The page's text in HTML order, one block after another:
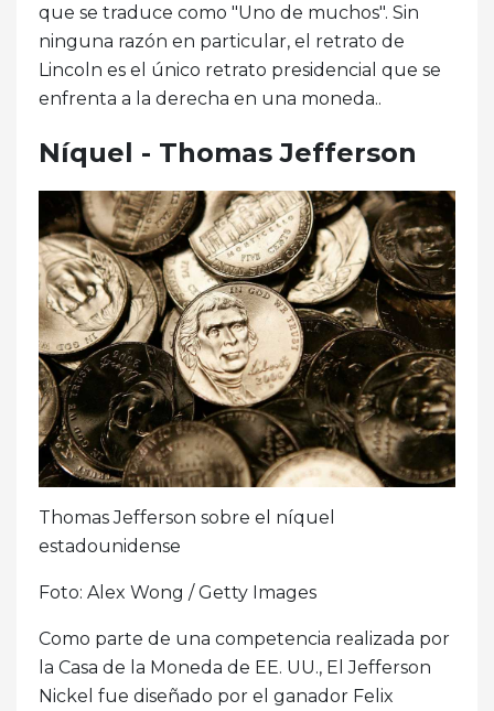
que se traduce como "Uno de muchos". Sin
ninguna razón en particular, el retrato de
Lincoln es el único retrato presidencial que se
enfrenta a la derecha en una moneda..
Níquel - Thomas Jefferson
Thomas Jefferson sobre el níquel
estadounidense
Foto: Alex Wong / Getty Images
Como parte de una competencia realizada por
la Casa de la Moneda de EE. UU., El Jefferson
Nickel fue diseñado por el ganador Felix